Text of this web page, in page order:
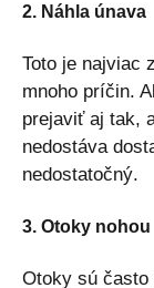
2. Náhla únava
Toto je najviac
mnoho príčin.
prejaviť aj tak,
nedostáva
nedostatočný.
3. Otoky nohou
Otoky sú